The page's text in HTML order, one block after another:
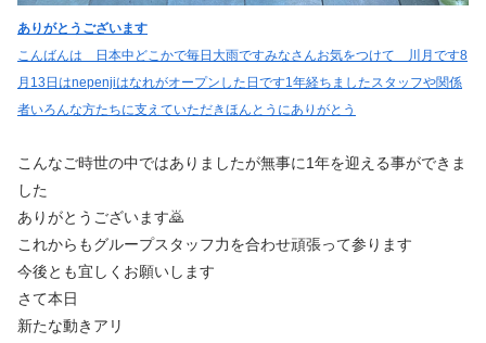
ありがとうございます
こんばんは 日本中どこかで毎日大雨ですみなさんお気をつけて 川月です8
月13日はnepenjiはなれがオープンした日です1年経ちましたスタッフや関係
者いろんな方たちに支えていただきほんとうにありがとう
こんなご時世の中ではありましたが無事に1年を迎える事ができま
した
ありがとうございます🙇
これからもグループスタッフ力を合わせ頑張って参ります
今後とも宜しくお願いします
さて本日
新たな動きアリ